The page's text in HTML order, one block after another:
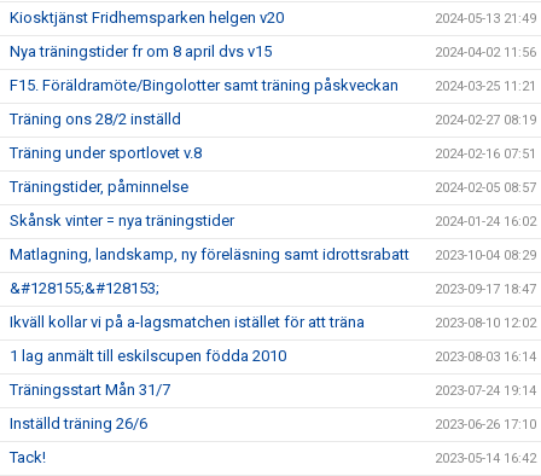
Kiosktjänst Fridhemsparken helgen v20 2024-05-13 21:49
Nya träningstider fr om 8 april dvs v15 2024-04-02 11:56
F15. Föräldramöte/Bingolotter samt träning påskveckan 2024-03-25 11:21
Träning ons 28/2 inställd 2024-02-27 08:19
Träning under sportlovet v.8 2024-02-16 07:51
Träningstider, påminnelse 2024-02-05 08:57
Skånsk vinter = nya träningstider 2024-01-24 16:02
Matlagning, landskamp, ny föreläsning samt idrottsrabatt 2023-10-04 08:29
&#128155;&#128153; 2023-09-17 18:47
Ikväll kollar vi på a-lagsmatchen istället för att träna 2023-08-10 12:02
1 lag anmält till eskilscupen födda 2010 2023-08-03 16:14
Träningsstart Mån 31/7 2023-07-24 19:14
Inställd träning 26/6 2023-06-26 17:10
Tack! 2023-05-14 16:42